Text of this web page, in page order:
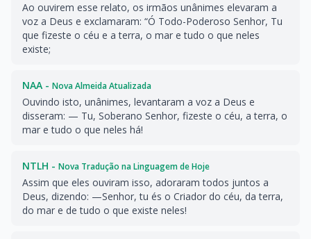
Ao ouvirem esse relato, os irmãos unânimes elevaram a
voz a Deus e exclamaram: “Ó Todo-Poderoso Senhor, Tu
que fizeste o céu e a terra, o mar e tudo o que neles
existe;
NAA - Nova Almeida Atualizada
Ouvindo isto, unânimes, levantaram a voz a Deus e
disseram: — Tu, Soberano Senhor, fizeste o céu, a terra, o
mar e tudo o que neles há!
NTLH - Nova Tradução na Linguagem de Hoje
Assim que eles ouviram isso, adoraram todos juntos a
Deus, dizendo: —Senhor, tu és o Criador do céu, da terra,
do mar e de tudo o que existe neles!